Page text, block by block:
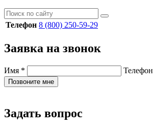
Телефон 8 (800) 250-59-29
Заявка на звонок
Имя * Телефон
Позвоните мне
Задать вопрос